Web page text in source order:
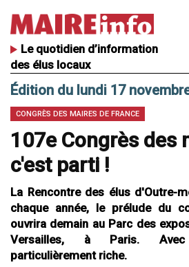
Le quotidien d’information
des élus locaux
Édition du lundi 17
CONGRÈS DES MAIRES DE FRANCE
107e Congrès des
c'est parti !
La Rencontre des élus d'Outre-
chaque année, le prélude du
ouvrira demain au Parc des
Versailles, à Paris.
particulièrement riche.